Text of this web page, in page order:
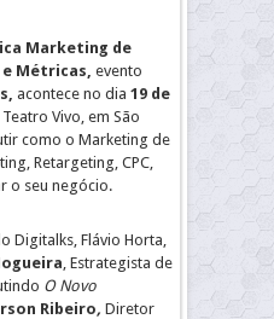
Marketing de
e Métricas, evento
acontece no dia 19 de
Vivo, em São
como o Marketing de
Retargeting, CPC,
o seu negócio.
Digitalks, Flávio Horta,
, Estrategista de
O Novo
Ribeiro, Diretor